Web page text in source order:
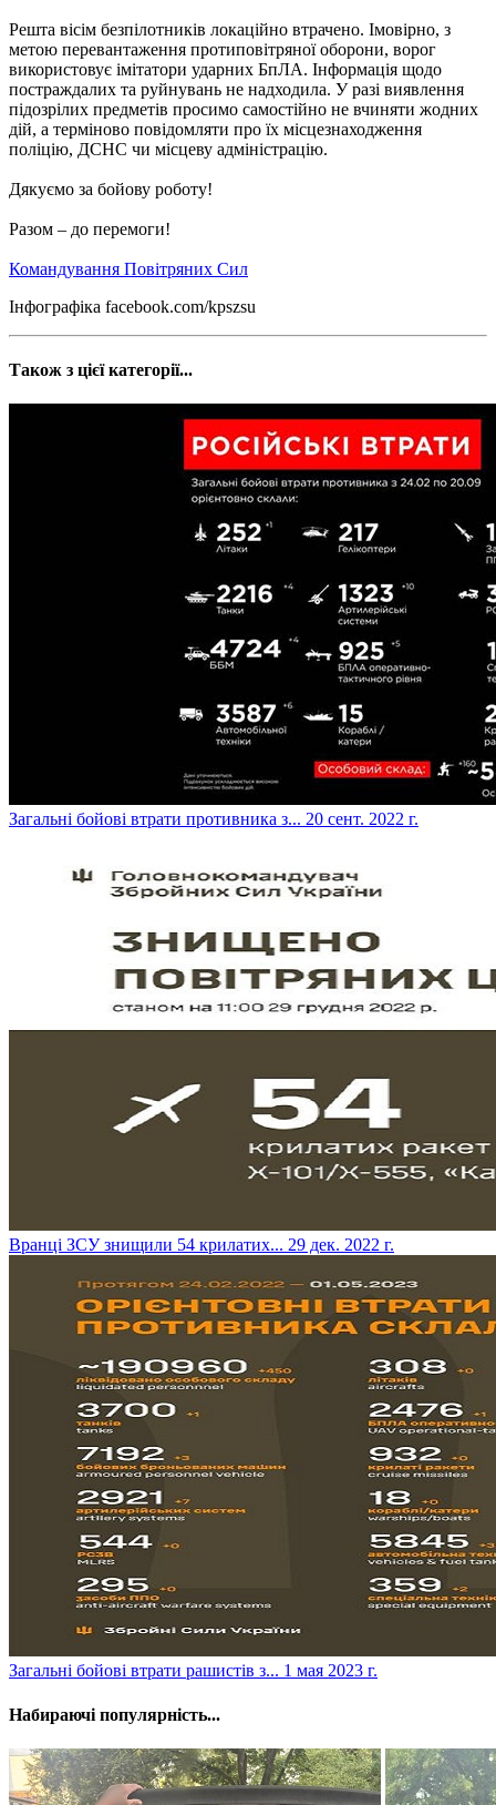
Решта вісім безпілотників локаційно втрачено. Імовірно, з
метою перевантаження протиповітряної оборони, ворог
використовує імітатори ударних БпЛА. Інформація щодо
постраждалих та руйнувань не надходила. У разі виявлення
підозрілих предметів просимо самостійно не вчиняти жодних
дій, а терміново повідомляти про їх місцезнаходження
поліцію, ДСНС чи місцеву адміністрацію.
Дякуємо за бойову роботу!
Разом – до перемоги!
Командування Повітряних Сил
Інфографіка facebook.com/kpszsu
Також з цієї категорії...
​Загальні бойові втрати противника з... 20 сент. 2022 г.
​Вранці ЗСУ знищили 54 крилатих... 29 дек. 2022 г.
​Загальні бойові втрати рашистів з... 1 мая 2023 г.
Набираючі популярність...